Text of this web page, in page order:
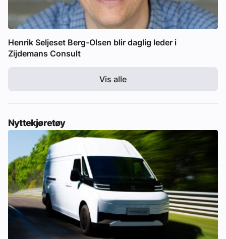
Henrik Seljeset Berg-Olsen blir daglig leder i
Zijdemans Consult
Vis alle
Nyttekjøretøy